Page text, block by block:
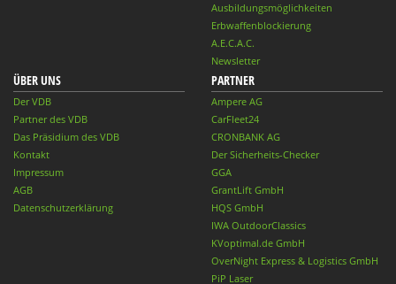
Ausbildungsmöglichkeiten
Erbwaffenblockierung
A.E.C.A.C.
Newsletter
ÜBER UNS
Der VDB
Partner des VDB
Das Präsidium des VDB
Kontakt
Impressum
AGB
Datenschutzerklärung
PARTNER
Ampere AG
CarFleet24
CRONBANK AG
Der Sicherheits-Checker
GGA
GrantLift GmbH
HQS GmbH
IWA OutdoorClassics
KVoptimal.de GmbH
OverNight Express & Logistics GmbH
PiP Laser